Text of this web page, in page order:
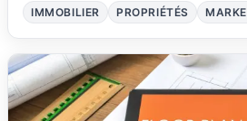
IMMOBILIER PROPRIÉTÉS